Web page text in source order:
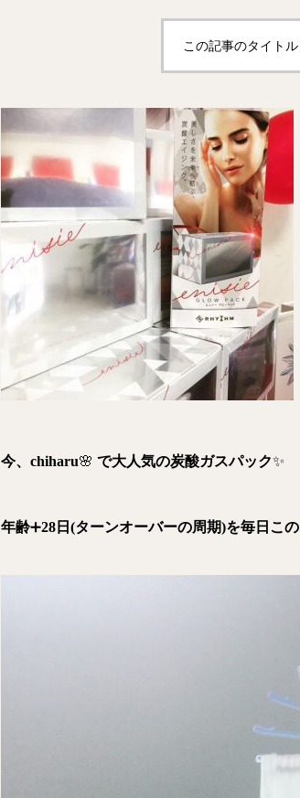
この記事のタイト
今、chiharu🌸 で大人気の炭酸ガスパック✨
年齢➕28日(ターンオーバーの周期)を毎日こ